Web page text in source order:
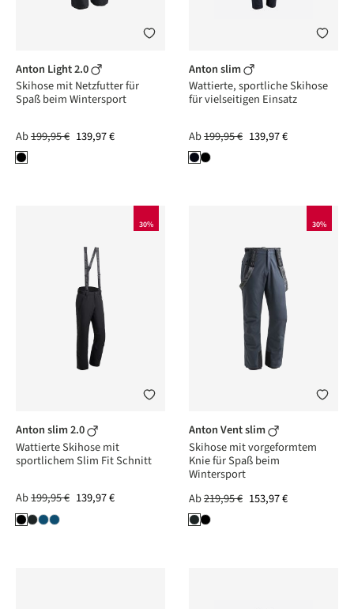
Anton Light 2.0
Skihose mit Netzfutter für
Spaß beim Wintersport
Ab199,95 € 139,97 €
Anton slim
Wattierte, sportliche Skihose
für vielseitigen Einsatz
Ab199,95 € 139,97 €
30%
Anton slim 2.0
Wattierte Skihose mit
sportlichem Slim Fit Schnitt
Ab199,95 € 139,97 €
30%
Anton Vent slim
Skihose mit vorgeformtem
Knie für Spaß beim
Wintersport
Ab219,95 € 153,97 €